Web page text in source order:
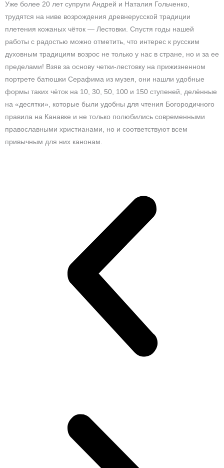
Уже более 20 лет супруги Андрей и Наталия Гольченко,
трудятся на ниве возрождения древнерусской традиции
плетения кожаных чёток — Лестовки. Спустя годы нашей
работы с радостью можно отметить, что интерес к русским
духовным традициям возрос не только у нас в стране, но и за ее
пределами! Взяв за основу четки-лестовку на прижизненном
портрете батюшки Серафима из музея, они нашли удобные
формы таких чёток на 10, 30, 50, 100 и 150 ступеней, делённые
на «десятки», которые были удобны для чтения Богородичного
правила на Канавке и не только полюбились современными
православными христианами, но и соответствуют всем
привычным для них канонам.